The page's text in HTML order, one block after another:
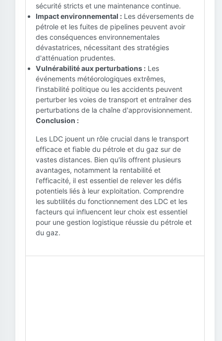
sécurité stricts et une maintenance continue.
Impact environnemental : Les déversements de
pétrole et les fuites de pipelines peuvent avoir
des conséquences environnementales
dévastatrices, nécessitant des stratégies
d'atténuation prudentes.
Vulnérabilité aux perturbations : Les
événements météorologiques extrêmes,
l'instabilité politique ou les accidents peuvent
perturber les voies de transport et entraîner des
perturbations de la chaîne d'approvisionnement.
Conclusion :
Les LDC jouent un rôle crucial dans le transport
efficace et fiable du pétrole et du gaz sur de
vastes distances. Bien qu'ils offrent plusieurs
avantages, notamment la rentabilité et
l'efficacité, il est essentiel de relever les défis
potentiels liés à leur exploitation. Comprendre
les subtilités du fonctionnement des LDC et les
facteurs qui influencent leur choix est essentiel
pour une gestion logistique réussie du pétrole et
du gaz.